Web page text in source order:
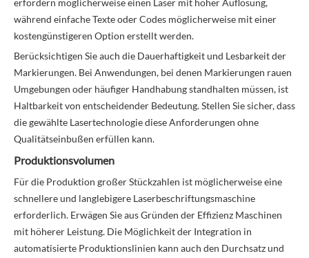
erfordern möglicherweise einen Laser mit hoher Auflösung,
während einfache Texte oder Codes möglicherweise mit einer
kostengünstigeren Option erstellt werden.
Berücksichtigen Sie auch die Dauerhaftigkeit und Lesbarkeit der
Markierungen. Bei Anwendungen, bei denen Markierungen rauen
Umgebungen oder häufiger Handhabung standhalten müssen, ist
Haltbarkeit von entscheidender Bedeutung. Stellen Sie sicher, dass
die gewählte Lasertechnologie diese Anforderungen ohne
Qualitätseinbußen erfüllen kann.
Produktionsvolumen
Für die Produktion großer Stückzahlen ist möglicherweise eine
schnellere und langlebigere Laserbeschriftungsmaschine
erforderlich. Erwägen Sie aus Gründen der Effizienz Maschinen
mit höherer Leistung. Die Möglichkeit der Integration in
automatisierte Produktionslinien kann auch den Durchsatz und